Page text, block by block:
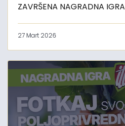
ZAVRŠENA NAGRADNA IGRA
27 Mart 2026